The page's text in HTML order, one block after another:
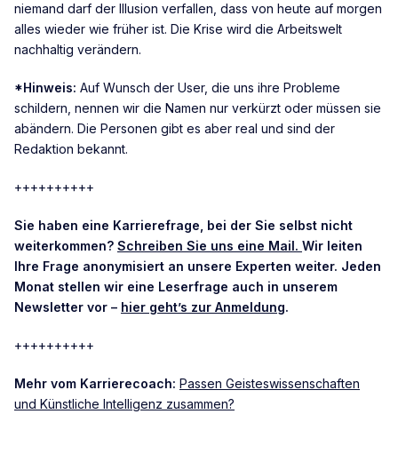
niemand darf der Illusion verfallen, dass von heute auf morgen
alles wieder wie früher ist. Die Krise wird die Arbeitswelt
nachhaltig verändern.
*Hinweis: Auf Wunsch der User, die uns ihre Probleme
schildern, nennen wir die Namen nur verkürzt oder müssen sie
abändern. Die Personen gibt es aber real und sind der
Redaktion bekannt.
++++++++++
Sie haben eine Karrierefrage, bei der Sie selbst nicht
weiterkommen? Schreiben Sie uns eine Mail. Wir leiten
Ihre Frage anonymisiert an unsere Experten weiter. Jeden
Monat stellen wir eine Leserfrage auch in unserem
Newsletter vor – hier geht’s zur Anmeldung.
++++++++++
Mehr vom Karrierecoach: Passen Geisteswissenschaften
und Künstliche Intelligenz zusammen?